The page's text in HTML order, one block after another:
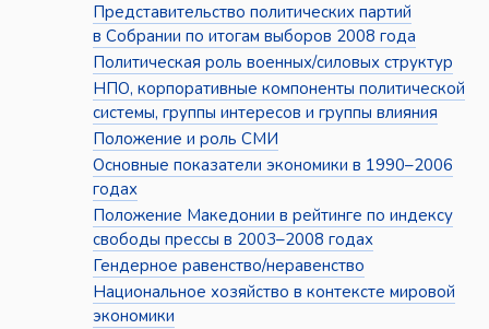
Представительство политических партий
в Собрании по итогам выборов 2008 года
Политическая роль военных/силовых структур
НПО, корпоративные компоненты политической
системы, группы интересов и группы влияния
Положение и роль СМИ
Основные показатели экономики в 1990–2006
годах
Положение Македонии в рейтинге по индексу
свободы прессы в 2003–2008 годах
Гендерное равенство/неравенство
Национальное хозяйство в контексте мировой
экономики